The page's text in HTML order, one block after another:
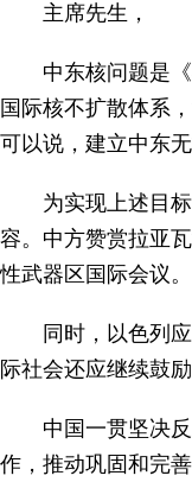
主席先生，
中东核问题是
国际核不扩散体系
可以说，建立中东
为实现上述目
容。中方赞赏拉亚
性武器区国际会议。
同时，以色列
际社会还应继续鼓
中国一贯坚决反
作，推动巩固和完